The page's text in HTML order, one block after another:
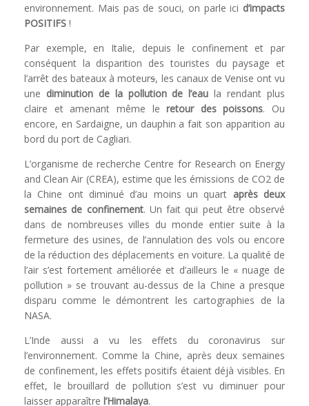
environnement. Mais pas de souci, on parle ici d’impacts
POSITIFS !
Par exemple, en Italie, depuis le confinement et par
conséquent la disparition des touristes du paysage et
l’arrêt des bateaux à moteurs, les canaux de Venise ont vu
une diminution de la pollution de l’eau la rendant plus
claire et amenant même leretour des poissons. Ou
encore, en Sardaigne, un dauphin a fait son apparition au
bord du port de Cagliari.
L’organisme de recherche Centre for Research on Energy
and Clean Air (CREA), estime que les émissions de CO2 de
la Chine ont diminué d’au moins un quart après deux
semaines de confinement. Un fait qui peut être observé
dans de nombreuses villes du monde entier suite à la
fermeture des usines, de l’annulation des vols ou encore
de la réduction des déplacements en voiture. La qualité de
l’air s’est fortement améliorée et d’ailleurs le « nuage de
pollution » se trouvant au-dessus de la Chine a presque
disparu comme le démontrent les cartographies de la
NASA.
L’Inde aussi a vu les effets du coronavirus sur
l’environnement. Comme la Chine, après deux semaines
de confinement, les effets positifs étaient déjà visibles. En
effet, le brouillard de pollution s’est vu diminuer pour
laisser apparaître l’Himalaya.